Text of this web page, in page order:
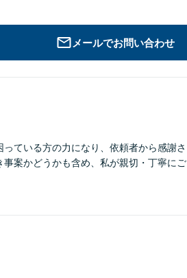
メールでお問い合わせ
ている方の力になり、依頼者から感謝さ
案かどうかも含め、私が親切・丁寧にご